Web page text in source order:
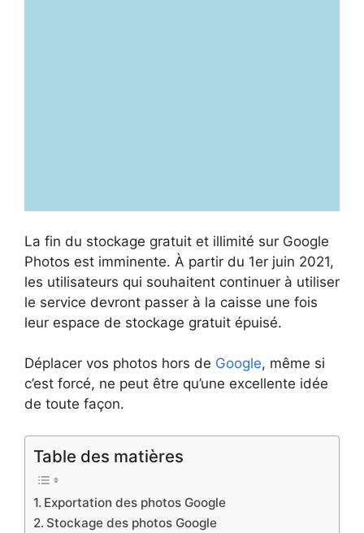
La fin du stockage gratuit et illimité sur Google
Photos est imminente. À partir du 1er juin 2021,
les utilisateurs qui souhaitent continuer à utiliser
le service devront passer à la caisse une fois
leur espace de stockage gratuit épuisé.
Déplacer vos photos hors de Google, même si
c’est forcé, ne peut être qu’une excellente idée
de toute façon.
Table des matières
Exportation des photos Google
Stockage des photos Google